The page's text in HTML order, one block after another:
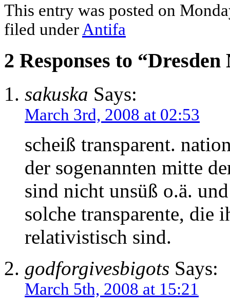
This entry was posted on
filed under Antifa
2 Responses to “Dresden
sakuska Says:
March 3rd, 2008 at 02:53
scheiß transparent.
der sogenannten mitte
sind nicht unsüß o.ä.
solche transparente, die
relativistisch sind.
godforgivesbigots Says:
March 5th, 2008 at 15:21